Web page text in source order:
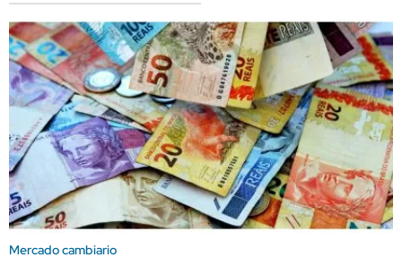
Mercado cambiario